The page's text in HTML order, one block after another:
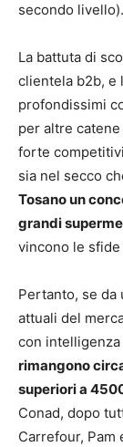
secondo livello).
La battuta di
clientela b2b, e
profondissimi
per altre
forte
sia nel secco
Tosano un
grandi
vincono le
Pertanto, se da
attuali del
con intelligenza
rimangono
superiori a
Conad, dopo
Carrefour, Pam